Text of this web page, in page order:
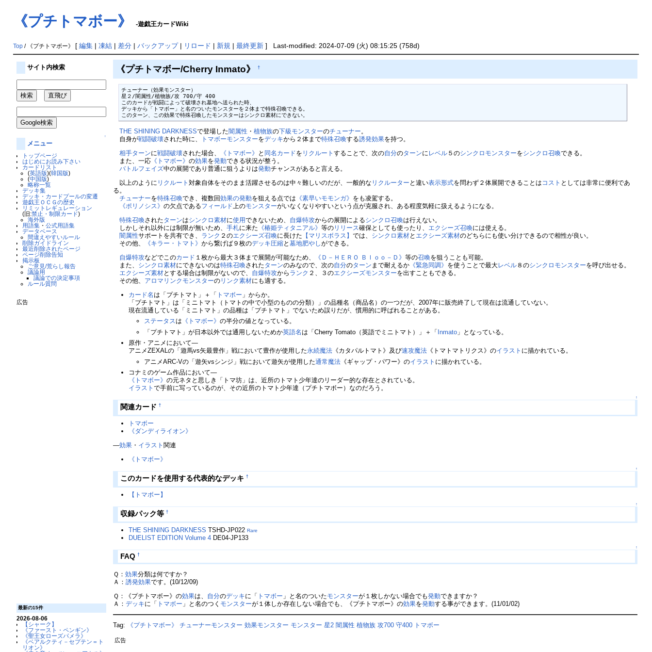
《プチトマボー》 -遊戯王カードWiki
Top/ 《プチトマボー》 [ 編集| 凍結| 差分| バックアップ| リロード | 新規 | 最終更新] Last-modified: 2024-07-09 (火) 08:15:25 (758d)
サイト内検索
↑
メニュー
トップページ
はじめにお読み下さい
カードリスト
(英語版)(韓国版)
(中国版)
略称一覧
デッキ集
デッキ・カードプールの変遷
遊戯王ＯＣＧの歴史
リミットレギュレーション
(旧:禁止・制限カード)
海外版
用語集・ 公式用語集
データベース
間違えやすいルール
削除ガイドライン
最近削除されたページ
ページ削除告知
掲示板
ご意見/荒らし報告
議論用
議論での決定事項
ルール質問
広告
最新の15件
2026-08-06
【シャーク】
《ファースト・ペンギン》
《聖王女ローズパメラ》
《ベアルクティ－セプテン＝ト
リオン》
《プチトマボー/Cherry Inmato》†
チューナー（効果モンスター）
星２/闇属性/植物族/攻 700/守 400
このカードが戦闘によって破壊され墓地へ送られた時、
デッキから「トマボー」と名のついたモンスターを２体まで特殊召喚できる。
このターン、この効果で特殊召喚したモンスターはシンクロ素材にできない。
THE SHINING DARKNESSで登場した闇属性 ・植物族の下級モンスターのチューナー。
自身が戦闘破壊された時に、 トマボーモンスターをデッキから２体まで特殊召喚する誘発効果を持つ。
相手ターンに戦闘破壊された場合、 《トマボー》 と 同名カードを リクルートすることで、次の自分のターンに レベル ５のシンクロモンスターをシンクロ召喚できる。
また、一応 《トマボー》の効果を発動できる状況が整う。
バトルフェイズ中の展開であり普通に狙うよりは発動チャンスがあると言える。
以上のように リクルート対象自体をそのまま活躍させるのは中々難しいのだが、一般的な リクルーター と違い表示形式を問わず２体展開できることは コスト としては非常に便利であ
る。
チューナーを特殊召喚でき、複数回効果の発動を狙える点では 《素早いモモンガ》 をも凌駕する。
《ポリノシス》の欠点であるフィールド 上のモンスターがいなくなりやすいという点が克服され、ある程度気軽に扱えるようになる。
特殊召喚されたターンはシンクロ素材に使用できないため、 自爆特攻からの展開によるシンクロ召喚は行えない。
しかしそれ以外には制限が無いため、手札に来た 《椿姫ティタニアル》等の リリース確保としても使ったり、 エクシーズ召喚には使える。
闇属性サポートを共有でき、 ランク ２のエクシーズ召喚に長けた 【マリスボラス】では、 シンクロ素材と エクシーズ素材のどちらにも使い分けできるので相性が良い。
その他、
《キラー・トマト》から繋げば９枚のデッキ圧縮と墓地肥やしができる。
自爆特攻などでこのカード １枚から最大３体まで展開が可能なため、 《Ｄ－ＨＥＲＯ Ｂｌｏｏ－Ｄ》等の召喚を狙うことも可能。
また、 シンクロ素材にできないのは特殊召喚されたターンのみなので、次の自分のターン まで耐えるか 《緊急同調》 を使うことで最大レベル ８のシンクロモンスターを呼び出せる。
エクシーズ素材とする場合は制限がないので、 自爆特攻から ランク ２、３のエクシーズモンスターを出すこともできる。
その他、 アロマ リンクモンスターの リンク素材にも適する。
カード名 は「プチトマト」＋「 トマボー 」からか。
「プチトマト」は「ミニトマト（トマトの中で小型のものの分類）」の品種名（商品名）の一つだが、2007年に販売終了して現在は流通していない。
現在流通している「ミニトマト」の品種は「プチトマト」でないため誤りだが、慣用的に呼ばれることがある。
ステータスは 《トマボー》の半分の値となっている。
「プチトマト」が日本以外では通用しないためか英語名 は「Cherry Tomato（英語でミニトマト）」＋「Inmato 」となっている。
原作・アニメにおいて―
アニメZEXALの「遊馬vs矢最豊作」戦において豊作が使用した永続魔法 《カタパルトマト》及び速攻魔法 《トマトマトリクス》のイラスト に描かれている。
アニメARC-Vの「遊矢vsシンジ」戦において遊矢が使用した通常魔法 《ギャップ・パワー》のイラスト に描かれている。
コナミのゲーム作品において―
《トマボー》の元ネタと思しき「トマ坊」は、近所のトマト少年達のリーダー的な存在とされている。
イラストで手前に写っているのが、その近所のトマト少年達（プチトマボー）なのだろう。
↑
関連カード †
トマボー
《ダンディライオン》
―効果 ・ イラスト 関連
《トマボー》
↑
このカードを使用する代表的なデッキ †
【トマボー】
↑
収録パック等 †
THE SHINING DARKNESS TSHD-JP022Rare
DUELIST EDITION Volume 4 DE04-JP133
↑
FAQ †
Ｑ：効果分類は何ですか？
Ａ：誘発効果です。(10/12/09)
Ｑ：《プチトマボー》の効果は、 自分のデッキに「 トマボー 」と名のついたモンスターが１枚しかない場合でも発動できますか？
Ａ：デッキに「 トマボー 」と名のつく モンスターが１体しか存在しない場合でも、《プチトマボー》の効果を発動する事ができます。(11/01/02)
Tag: 《プチトマボー》 チューナーモンスター 効果モンスター モンスター 星2 闇属性 植物族 攻700 守400 トマボー
広告